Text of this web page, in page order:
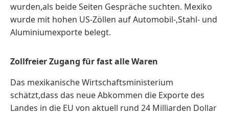
wurden,als beide Seiten Gespräche suchten. Mexiko
wurde mit ‌hohen US-Zöllen auf Automobil-,Stahl- und
Aluminiumexporte belegt.
Zollfreier Zugang für fast alle Waren
Das mexikanische Wirtschaftsministerium
schätzt,dass das neue ​Abkommen die Exporte ‌des
Landes in die EU von aktuell rund 24 Milliarden Dollar